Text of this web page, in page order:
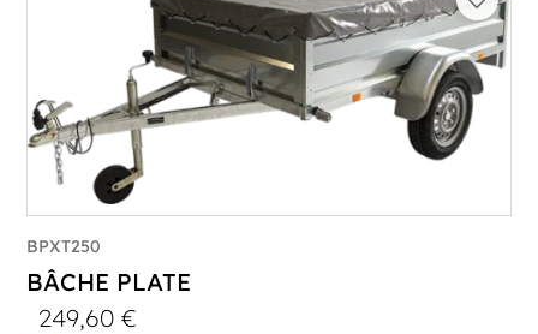
BPXT250
BÂCHE PLATE
249,60€